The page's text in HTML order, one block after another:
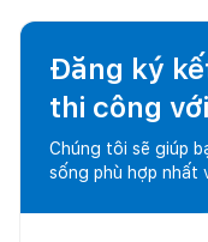
Đăng ký
thi công với
Chúng tôi sẽ giúp
sống phù hợp nhất